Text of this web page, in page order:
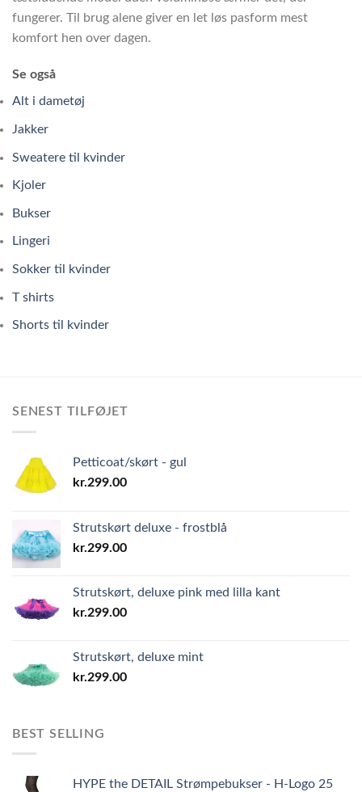
fungerer. Til brug alene giver en let løs pasform mest
komfort hen over dagen.
Se også
Alt i dametøj
Jakker
Sweatere til kvinder
Kjoler
Bukser
Lingeri
Sokker til kvinder
T shirts
Shorts til kvinder
SENEST TILFØJET
Petticoat/skørt - gul
kr.299.00
Strutskørt deluxe - frostblå
kr.299.00
Strutskørt, deluxe pink med lilla kant
kr.299.00
Strutskørt, deluxe mint
kr.299.00
BEST SELLING
HYPE the DETAIL Strømpebukser - H-Logo 25